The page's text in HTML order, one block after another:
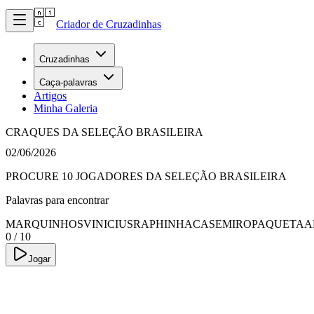
Criador de Cruzadinhas
Cruzadinhas
Caça-palavras
Artigos
Minha Galeria
CRAQUES DA SELEÇÃO BRASILEIRA
02/06/2026
PROCURE 10 JOGADORES DA SELEÇÃO BRASILEIRA
Palavras para encontrar
MARQUINHOSVINICIUSRAPHINHACASEMIROPAQUETA
0 / 10
Jogar